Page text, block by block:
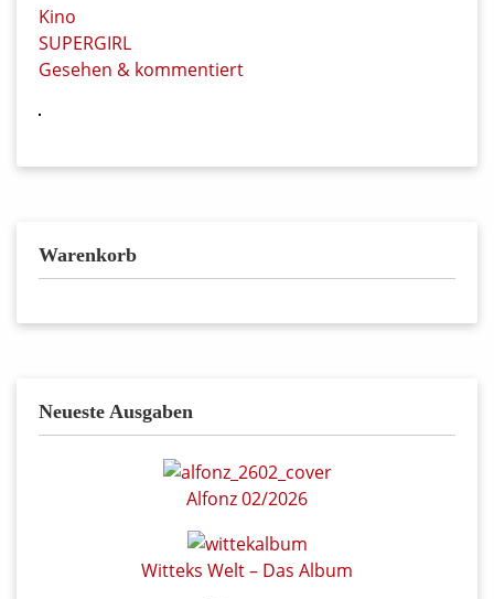
Kino
SUPERGIRL
Gesehen & kommentiert
Warenkorb
Neueste Ausgaben
Alfonz 02/2026
Witteks Welt – Das Album